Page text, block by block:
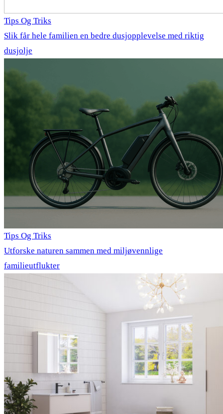
Tips Og Triks
Slik får hele familien en bedre dusjopplevelse med riktig
dusjolje
Tips Og Triks
Utforske naturen sammen med miljøvennlige
familieutflukter